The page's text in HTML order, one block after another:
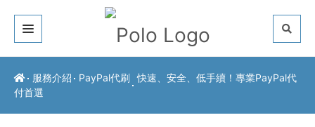
關於我們
服務介紹 PayPal代刷 快速、安全、低手續！專業PayPal代
付首選